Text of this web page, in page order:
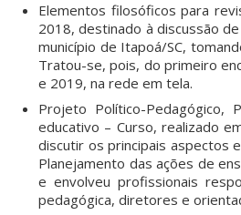
Elementos filosóficos para
2018, destinado à discussão
município de Itapoá/SC,
Tratou-se, pois, do primeiro
e 2019, na rede em tela.
Projeto Político-Pedagógico,
educativo – Curso, realizado
discutir os principais aspectos
Planejamento das ações de
e envolveu profissionais
pedagógica, diretores e